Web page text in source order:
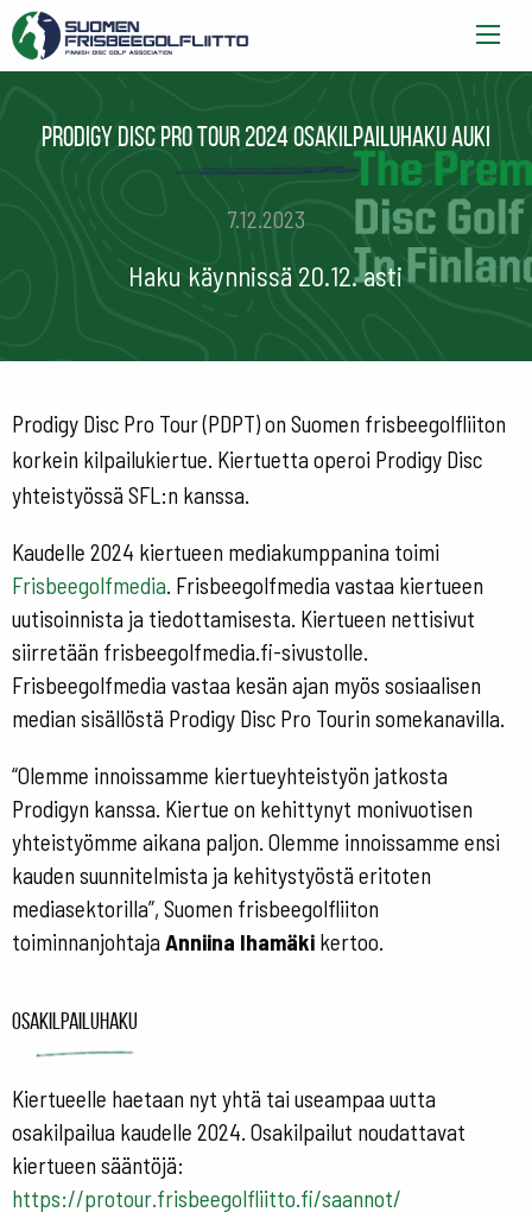
Prodigy Disc Pro tour 2024 osakilpailuhaku auki
7.12.2023
Haku käynnissä 20.12. asti
Prodigy Disc Pro Tour (PDPT) on Suomen frisbeegolfliiton
korkein kilpailukiertue. Kiertuetta operoi Prodigy Disc
yhteistyössä SFL:n kanssa.
Kaudelle 2024 kiertueen mediakumppanina toimi
Frisbeegolfmedia. Frisbeegolfmedia vastaa kiertueen
uutisoinnista ja tiedottamisesta. Kiertueen nettisivut
siirretään frisbeegolfmedia.fi-sivustolle.
Frisbeegolfmedia vastaa kesän ajan myös sosiaalisen
median sisällöstä Prodigy Disc Pro Tourin somekanavilla.
“Olemme innoissamme kiertueyhteistyön jatkosta
Prodigyn kanssa. Kiertue on kehittynyt monivuotisen
yhteistyömme aikana paljon. Olemme innoissamme ensi
kauden suunnitelmista ja kehitystyöstä eritoten
mediasektorilla”, Suomen frisbeegolfliiton
toiminnanjohtaja Anniina Ihamäkikertoo.
Osakilpailuhaku
Kiertueelle haetaan nyt yhtä tai useampaa uutta
osakilpailua kaudelle 2024. Osakilpailut noudattavat
kiertueen sääntöjä:
https://protour.frisbeegolfliitto.fi/saannot/